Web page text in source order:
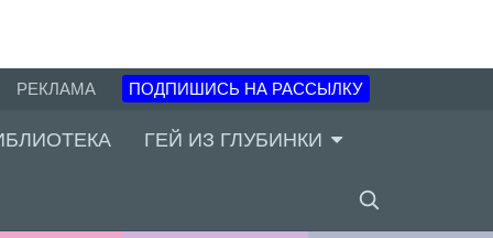
РЕКЛАМА ПОДПИШИСЬ НА РАССЫЛКУ
ГЕЙ ИЗ ГЛУБИНКИ